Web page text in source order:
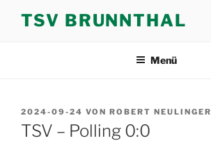
InhaltTSV BRUNNTHAL
Menü
VERÖFFENTLICHT
AM
2024-09-24 VON ROBERT NEULINGER
TSV – Polling 0:0